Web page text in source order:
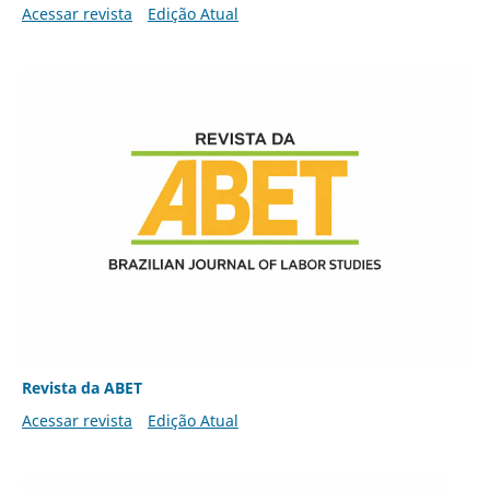
Acessar revista Edição Atual
Revista da ABET
Acessar revista
Edição Atual